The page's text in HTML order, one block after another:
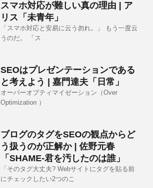
スマホ対応が難しい真の理由 | ア
リス「未青年」
「スマホ対応と安易に云う勿れ。」 もう一度云
うのだ。 「ス
SEOはプレゼンテーションである
と考えよう | 嘉門達夫「日常」
オーバーオプティマイゼーション（Over
Optimization ）
ブログのタグをSEOの観点からど
う扱うのが正解か | 佐野元春
「SHAME-君を汚したのは誰」
「そのタグ大丈夫? Webサイトにタグを貼る前
にチェックしたい2つのこ